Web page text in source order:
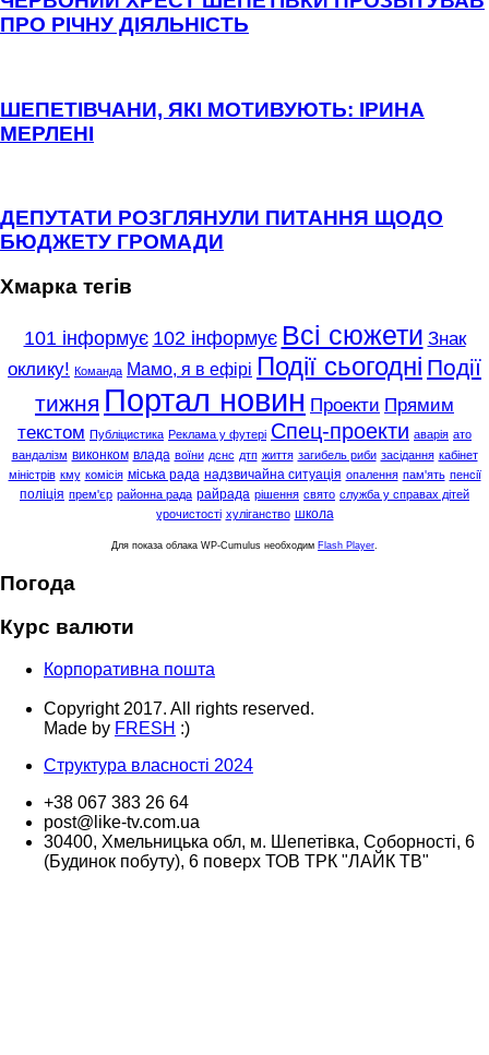
ПРО РІЧНУ ДІЯЛЬНІСТЬ
ШЕПЕТІВЧАНИ, ЯКІ МОТИВУЮТЬ: ІРИНА
МЕРЛЕНІ
ДЕПУТАТИ РОЗГЛЯНУЛИ ПИТАННЯ ЩОДО
БЮДЖЕТУ ГРОМАДИ
Хмарка тегів
101 інформує 102 інформує Всі сюжети Знак
оклику! Команда Мамо, я в ефірі Події сьогодні Події
тижня Портал новин Проекти Прямим
текстом Публіцистика Реклама у футері Спец-проекти аварія ато
вандалізм виконком влада воїни дснс дтп життя загибель риби засідання кабінет
міністрів кму комісія міська рада надзвичайна ситуація опалення пам'ять пенсії
поліція прем'єр районна рада райрада рішення свято служба у справах дітей
урочистості хуліганство школа
Для показа облака WP-Cumulus необходим Flash Player
Погода
Курс валюти
Корпоративна пошта
Copyright 2017. All rights reserved.
Made by FRESH :)
Структура власності 2024
+38 067 383 26 64
post@like-tv.com.ua
30400, Хмельницька обл, м. Шепетівка, Соборності, 6
(Будинок побуту), 6 поверх ТОВ ТРК "ЛАЙК ТВ"